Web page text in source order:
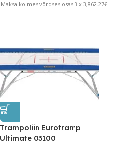
Maksa kolmes võrdses osas 3 x 3,862.27€
Trampoliin Eurotramp
Ultimate 03100